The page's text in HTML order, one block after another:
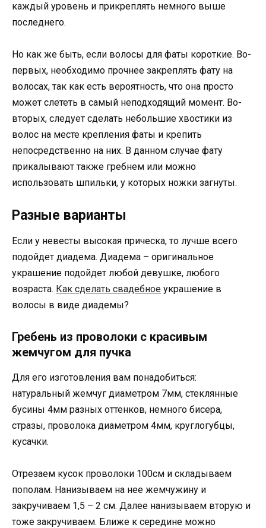
каждый уровень и прикреплять немного выше
последнего.
Но как же быть, если волосы для фаты короткие. Во-
первых, необходимо прочнее закреплять фату на
волосах, так как есть вероятность, что она просто
может слететь в самый неподходящий момент. Во-
вторых, следует сделать небольшие хвостики из
волос на месте крепления фаты и крепить
непосредственно на них. В данном случае фату
прикалывают также гребнем или можно
использовать шпильки, у которых ножки загнуты.
Разные варианты
Если у невесты высокая прическа, то лучше всего
подойдет диадема. Диадема – оригинальное
украшение подойдет любой девушке, любого
возраста. Как сделать свадебное украшение в
волосы в виде диадемы?
Гребень из проволоки с красивым
жемчугом для пучка
Для его изготовления вам понадобиться:
натуральный жемчуг диаметром 7мм, стеклянные
бусины 4мм разных оттенков, немного бисера,
стразы, проволока диаметром 4мм, круглогубцы,
кусачки.
Отрезаем кусок проволоки 100см и складываем
пополам. Нанизываем на нее жемчужину и
закручиваем 1,5 – 2 см. Далее нанизываем вторую и
тоже закручиваем. Ближе к середине можно